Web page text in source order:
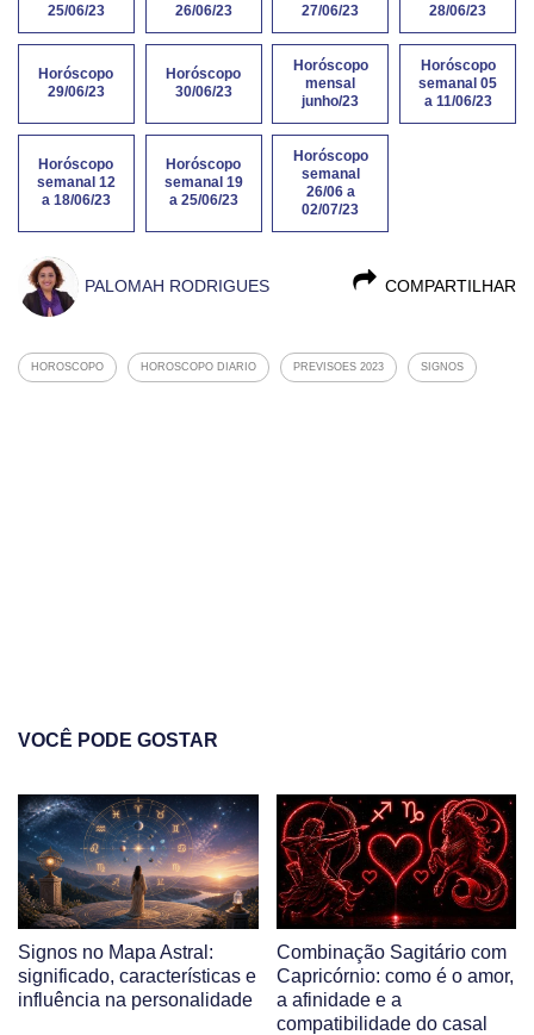
25/06/23
26/06/23
27/06/23
28/06/23
Horóscopo
29/06/23
Horóscopo
30/06/23
Horóscopo
mensal
junho/23
Horóscopo
semanal 05
a 11/06/23
Horóscopo
semanal 12
a 18/06/23
Horóscopo
semanal 19
a 25/06/23
Horóscopo
semanal
26/06 a
02/07/23
COMPARTILHAR
PALOMAH RODRIGUES
HOROSCOPO HOROSCOPO DIARIO PREVISOES 2023 SIGNOS
VOCÊ PODE GOSTAR
Signos no Mapa Astral:
significado, características e
influência na personalidade
Combinação Sagitário com
Capricórnio: como é o amor,
a afinidade e a
compatibilidade do casal